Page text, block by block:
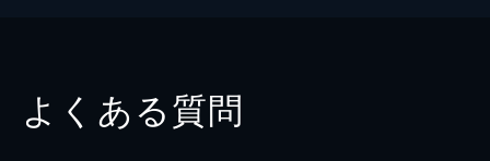
よくある質問